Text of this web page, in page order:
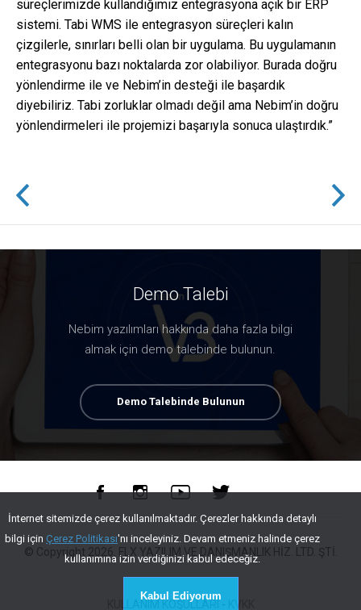
süreçlerimizde kullandığımız entegrasyona açık bir ERP
sistemi. Tabi WMS ile entegrasyon süreçleri kalın
çizgilerle, sınırları belli olan bir uygulama. Bu uygulamanın
entegrasyonu bazı noktalarda zor olabiliyor. Burada doğru
yönlendirme ile ve Nebim’in desteği ile başardık
diyebiliriz. Tabi zorluklar olmadı değil ama Nebim’in doğru
yönlendirmeleri ile projemizi başarıyla sonuca ulaştırdık.”
Demo Talebi
Nebim yazılımları hakkında daha fazla bilgi
almak için demo talebinde bulunun.
Demo Talebinde Bulunun
© Copyright 2026 . FLX YAZILIM VE DANIŞMANLIK HİZ. LTD. ŞTİ.
KULLANIM KOŞULLARI -
İnternet sitemizde çerez kullanılmaktadır. Çerezler hakkında detaylı
bilgi için Çerez Politikası'nı inceleyiniz. Devam etmeniz halinde çerez
kullanımına izin verdiğinizi kabul edeceğiz.
Kabul Ediyorum